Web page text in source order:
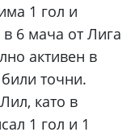
1 гол и
6 мача от Лига
активен в
били точни.
като в
1 гол и 1